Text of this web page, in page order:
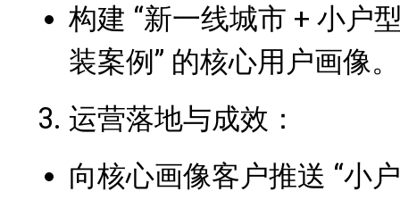
构建 “新一线城市 + 小户
装案例” 的核心用户画像。
运营落地与成效：
向核心画像客户推送 “小